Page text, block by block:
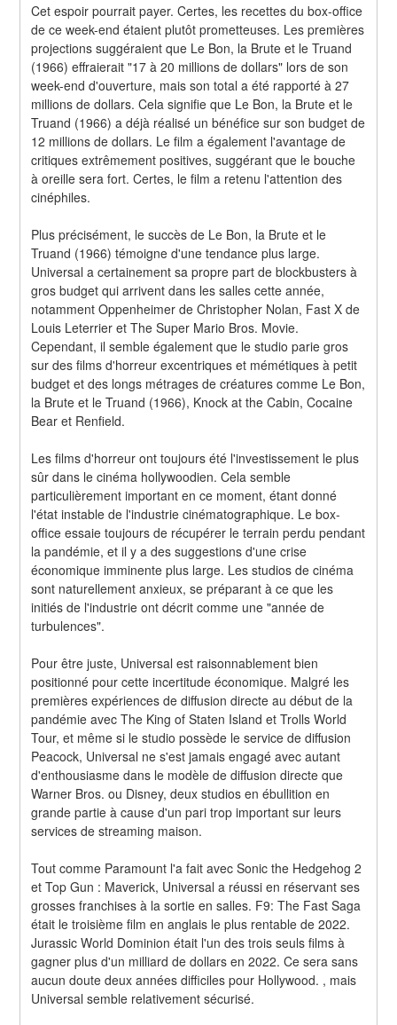
Cet espoir pourrait payer. Certes, les recettes du box-office
de ce week-end étaient plutôt prometteuses. Les premières
projections suggéraient que Le Bon, la Brute et le Truand
(1966) effraierait "17 à 20 millions de dollars" lors de son
week-end d'ouverture, mais son total a été rapporté à 27
millions de dollars. Cela signifie que Le Bon, la Brute et le
Truand (1966) a déjà réalisé un bénéfice sur son budget de
12 millions de dollars. Le film a également l'avantage de
critiques extrêmement positives, suggérant que le bouche
à oreille sera fort. Certes, le film a retenu l'attention des
cinéphiles.
Plus précisément, le succès de Le Bon, la Brute et le
Truand (1966) témoigne d'une tendance plus large.
Universal a certainement sa propre part de blockbusters à
gros budget qui arrivent dans les salles cette année,
notamment Oppenheimer de Christopher Nolan, Fast X de
Louis Leterrier et The Super Mario Bros. Movie.
Cependant, il semble également que le studio parie gros
sur des films d'horreur excentriques et mémétiques à petit
budget et des longs métrages de créatures comme Le Bon,
la Brute et le Truand (1966), Knock at the Cabin, Cocaine
Bear et Renfield.
Les films d'horreur ont toujours été l'investissement le plus
sûr dans le cinéma hollywoodien. Cela semble
particulièrement important en ce moment, étant donné
l'état instable de l'industrie cinématographique. Le box-
office essaie toujours de récupérer le terrain perdu pendant
la pandémie, et il y a des suggestions d'une crise
économique imminente plus large. Les studios de cinéma
sont naturellement anxieux, se préparant à ce que les
initiés de l'industrie ont décrit comme une "année de
turbulences".
Pour être juste, Universal est raisonnablement bien
positionné pour cette incertitude économique. Malgré les
premières expériences de diffusion directe au début de la
pandémie avec The King of Staten Island et Trolls World
Tour, et même si le studio possède le service de diffusion
Peacock, Universal ne s'est jamais engagé avec autant
d'enthousiasme dans le modèle de diffusion directe que
Warner Bros. ou Disney, deux studios en ébullition en
grande partie à cause d'un pari trop important sur leurs
services de streaming maison.
Tout comme Paramount l'a fait avec Sonic the Hedgehog 2
et Top Gun : Maverick, Universal a réussi en réservant ses
grosses franchises à la sortie en salles. F9: The Fast Saga
était le troisième film en anglais le plus rentable de 2022.
Jurassic World Dominion était l'un des trois seuls films à
gagner plus d'un milliard de dollars en 2022. Ce sera sans
aucun doute deux années difficiles pour Hollywood. , mais
Universal semble relativement sécurisé.